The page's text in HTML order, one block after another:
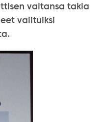
valtansa takia
valituiksi